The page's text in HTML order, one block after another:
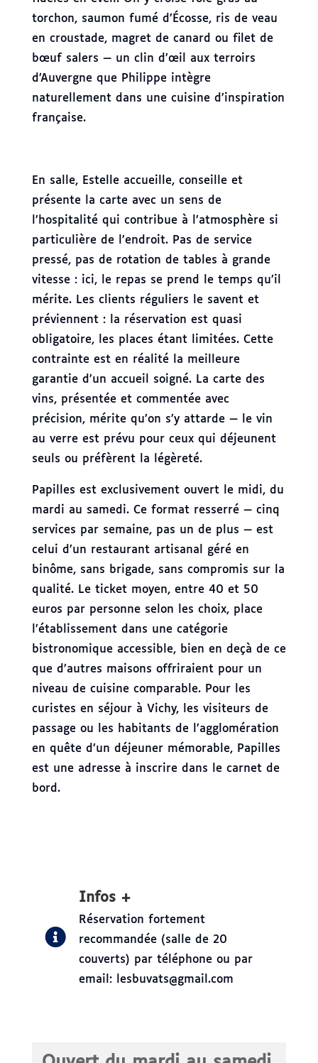
torchon, saumon fumé d’Écosse, ris de veau
en croustade, magret de canard ou filet de
bœuf salers — un clin d’œil aux terroirs
d’Auvergne que Philippe intègre
naturellement dans une cuisine d’inspiration
française.
En salle, Estelle accueille, conseille et
présente la carte avec un sens de
l’hospitalité qui contribue à l’atmosphère si
particulière de l’endroit. Pas de service
pressé, pas de rotation de tables à grande
vitesse : ici, le repas se prend le temps qu’il
mérite. Les clients réguliers le savent et
préviennent : la réservation est quasi
obligatoire, les places étant limitées. Cette
contrainte est en réalité la meilleure
garantie d’un accueil soigné. La carte des
vins, présentée et commentée avec
précision, mérite qu’on s’y attarde — le vin
au verre est prévu pour ceux qui déjeunent
seuls ou préfèrent la légèreté.
Papilles est exclusivement ouvert le midi, du
mardi au samedi. Ce format resserré — cinq
services par semaine, pas un de plus — est
celui d’un restaurant artisanal géré en
binôme, sans brigade, sans compromis sur la
qualité. Le ticket moyen, entre 40 et 50
euros par personne selon les choix, place
l’établissement dans une catégorie
bistronomique accessible, bien en deçà de ce
que d’autres maisons offriraient pour un
niveau de cuisine comparable. Pour les
curistes en séjour à Vichy, les visiteurs de
passage ou les habitants de l’agglomération
en quête d’un déjeuner mémorable, Papilles
est une adresse à inscrire dans le carnet de
bord.
Infos +
Réservation fortement
recommandée (salle de 20
couverts) par téléphone ou par
email: lesbuvats@gmail.com